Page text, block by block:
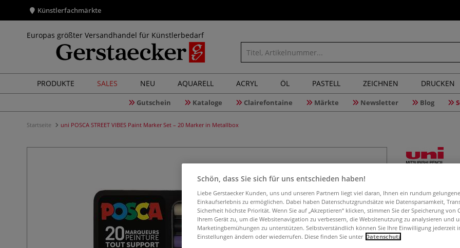
Künstlerfachmärkte
Europas größter Versandhandel für Künstlerbedarf
PRODUKTE SALES NEU AQUARELL ACRYL ÖL PASTELL ZEICHNEN DRUCKEN
Gutschein Kataloge Clairefontaine Märkte Newsletter Blog
Startseite uni POSCA STREET VIBES Paint Marker Set – 20 Marker in Metallbox
uni
– 20
20 POSCA
Spitzen,
Schön, dass Sie sich für uns entschieden haben!
Liebe Gerstaecker Kunden, uns und unseren Partnern liegt viel daran, Ihnen ein rundum
Einkaufserlebnis zu ermöglichen. Dabei haben Datenschutzgrundsätze wie Datensparsamkeit,
Sicherheit höchste Priorität. Wenn Sie auf „Akzeptieren“ klicken, stimmen Sie der Speicherung von
Ihrem Gerät zu, um die Websitenavigation zu verbessern, die Websitenutzung zu analysieren und
Marketingbemühungen zu unterstützen. Selbstverständlich können Sie Ihre Einwilligung jederzeit
Einstellungen ändern oder wiederrufen. Diese finden Sie unter Datenschutz